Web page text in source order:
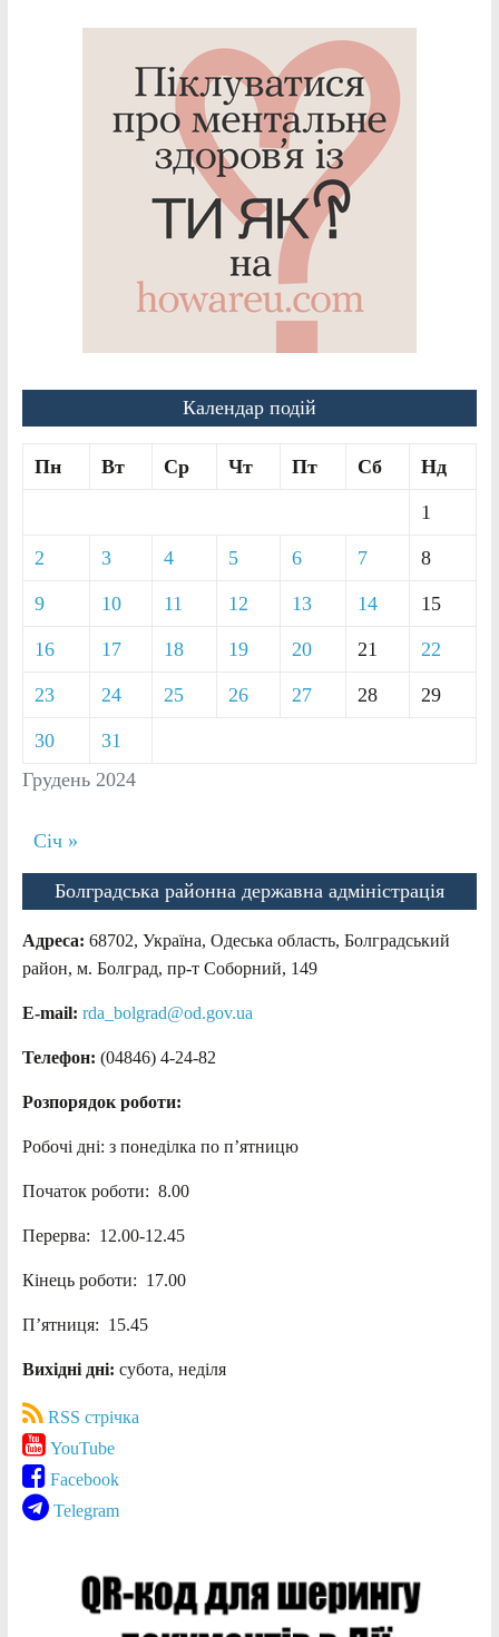
Календар подій
Грудень 2024
Пн Вт Ср Чт Пт Сб Нд
1
2 3 4 5 6 7 8
9 10 11 12 13 14 15
16 17 18 19 20 21 22
23 24 25 26 27 28 29
30 31
Січ »
Болградська районна державна адміністрація
Адреса: 68702, Україна, Одеська область, Болградський
район, м. Болград, пр-т Соборний, 149
E-mail: rda_bolgrad@od.gov.ua
Телефон: (04846) 4-24-82
Розпорядок роботи:
Робочі дні: з понеділка по п’ятницю
Початок роботи: 8.00
Перерва: 12.00-12.45
Кінець роботи: 17.00
П’ятниця: 15.45
Вихідні дні: субота, неділя
RSS стрічка
YouTube
Facebook
Telegram